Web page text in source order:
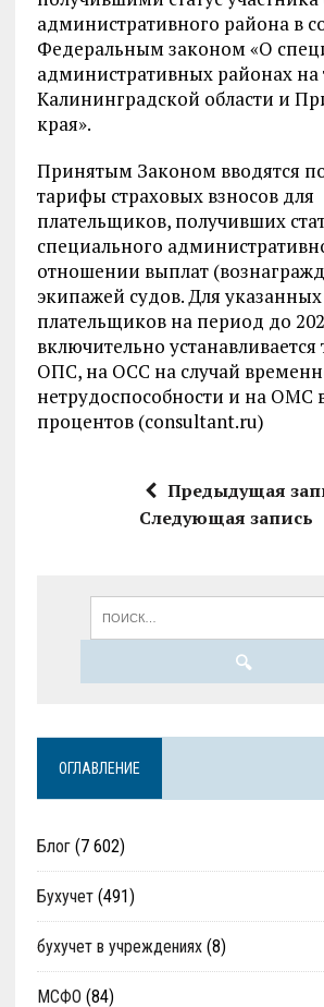
административного района в
Федеральным законом «О
административных районах на
Калининградской области и
края».
Принятым Законом вводятся
тарифы страховых взносов для
плательщиков, получивших
специального
отношении выплат
экипажей судов. Для указанных
плательщиков на период до
включительно
ОПС, на ОСС на случай
нетрудоспособности и на ОМС
процентов (consultant.ru)
Предыдущая
Следующая запись
ОГЛАВЛЕНИЕ
Блог(7 602)
Бухучет(491)
бухучет в учреждениях(8)
МСФО (84)